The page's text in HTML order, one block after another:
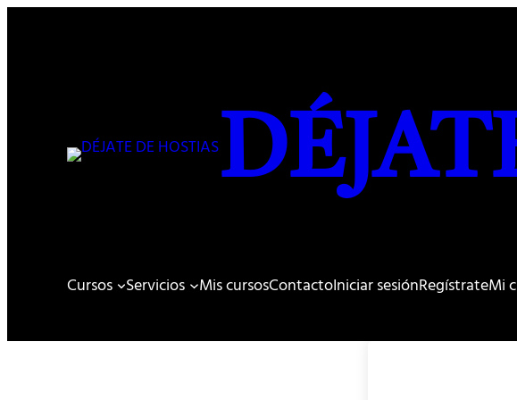
Cursos Servicios Mis cursosContactoIniciar sesiónRegístrateMi